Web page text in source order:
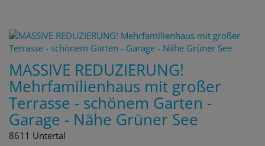
MASSIVE REDUZIERUNG!
Mehrfamilienhaus mit großer
Terrasse - schönem Garten -
Garage - Nähe Grüner See
8611 Untertal